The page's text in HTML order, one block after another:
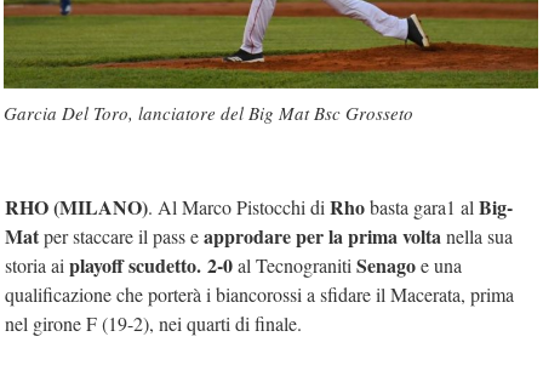
Garcia Del Toro, lanciatore del Big Mat Bsc Grosseto
RHO (MILANO). Al Marco Pistocchi di Rhobasta gara1 al Big-
Matper staccare il pass eapprodare per la prima voltanella sua
storia ai playoff scudetto. 2-0al Tecnograniti Senagoe una
qualificazione che porterà i biancorossi a sfidare il Macerata, prima
nel girone F (19-2), nei quarti di finale.